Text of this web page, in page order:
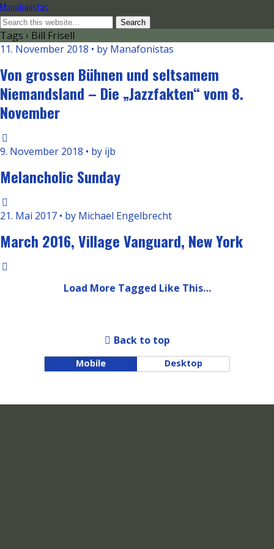
Manafonistas
Tags › Bill Frisell
11. November 2018 • by Manafonistas
Von grossen Bühnen und seltsamem
Niemandsland – Die „Jazzfakten“ vom 8.
November
9. November 2018 • by ijb
Melancholic Sunday
21. Mai 2017 • by Michael Engelbrecht
March 2016, Village Vanguard, New York
Load More Tagged Like This…
Back to top
Mobile Desktop